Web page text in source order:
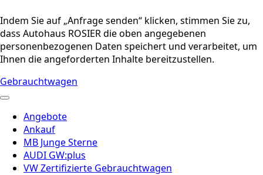
Indem Sie auf „Anfrage senden“ klicken, stimmen Sie zu,
dass Autohaus ROSIER die oben angegebenen
personenbezogenen Daten speichert und verarbeitet, um
Ihnen die angeforderten Inhalte bereitzustellen.
Gebrauchtwagen
Angebote
Ankauf
MB Junge Sterne
AUDI GW:plus
VW Zertifizierte Gebrauchtwagen